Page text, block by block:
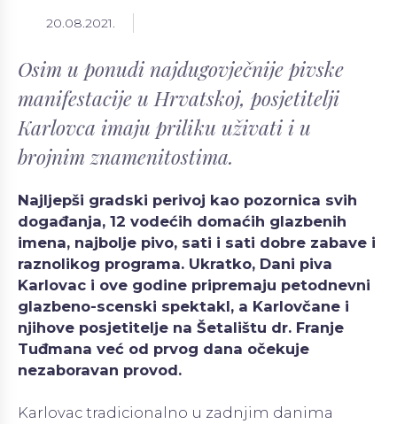
20.08.2021.
Osim u ponudi najdugovječnije pivske
manifestacije u Hrvatskoj, posjetitelji
Karlovca imaju priliku uživati i u
brojnim znamenitostima.
Najljepši gradski perivoj kao pozornica svih
događanja, 12 vodećih domaćih glazbenih
imena, najbolje pivo, sati i sati dobre zabave i
raznolikog programa. Ukratko, Dani piva
Karlovac i ove godine pripremaju petodnevni
glazbeno-scenski spektakl, a Karlovčane i
njihove posjetitelje na Šetalištu dr. Franje
Tuđmana već od prvog dana očekuje
nezaboravan provod.
Karlovac tradicionalno u zadnjim danima